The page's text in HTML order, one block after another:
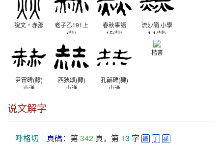
說文‧赤部
老子乙191上
(隸)
春秋事語
15(隸)
流沙簡.小學
1.1(隸)
西漢
尹宙碑(隸)
東漢
西狹頌(隸)
東漢
孔龢碑(隸)
東漢
楷書
说文解字
呼格切 頁碼：第 342 頁，第 13 字 續 丁 孫